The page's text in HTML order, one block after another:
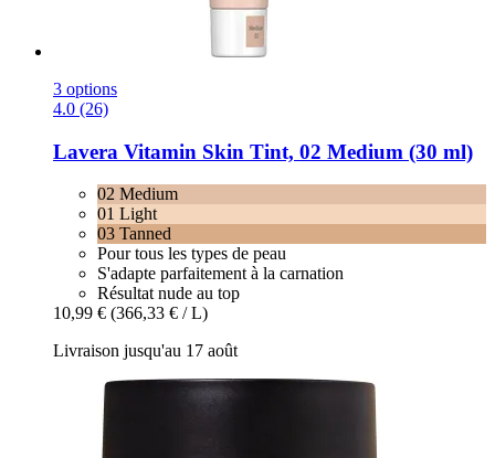
3 options
4.0 (26)
Lavera Vitamin Skin Tint, 02 Medium (30 ml)
02 Medium
01 Light
03 Tanned
Pour tous les types de peau
S'adapte parfaitement à la carnation
Résultat nude au top
10,99 € (366,33 € / L)
Livraison jusqu'au 17 août